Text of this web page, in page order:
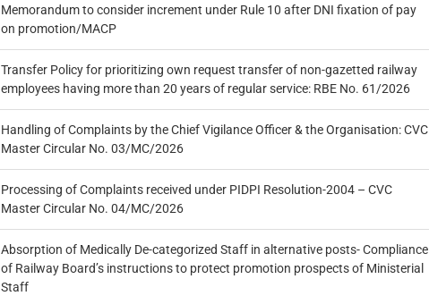
Memorandum to consider increment under Rule 10 after DNI fixation of pay
on promotion/MACP
Transfer Policy for prioritizing own request transfer of non-gazetted railway
employees having more than 20 years of regular service: RBE No. 61/2026
Handling of Complaints by the Chief Vigilance Officer & the Organisation: CVC
Master Circular No. 03/MC/2026
Processing of Complaints received under PIDPI Resolution-2004 – CVC
Master Circular No. 04/MC/2026
Absorption of Medically De-categorized Staff in alternative posts- Compliance
of Railway Board’s instructions to protect promotion prospects of Ministerial
Staff